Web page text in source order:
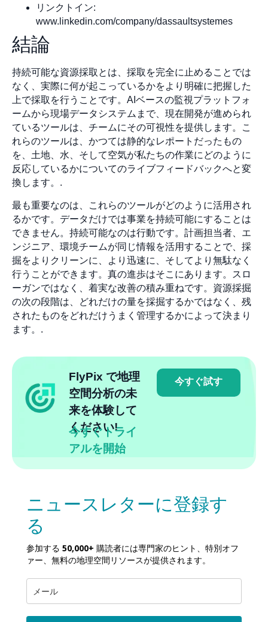
リンクトイン:
www.linkedin.com/company/dassaultsystemes
結論
持続可能な資源採取とは、採取を完全に止めることでは
なく、実際に何が起こっているかをより明確に把握した
上で採取を行うことです。AIベースの監視プラットフォ
ームから現場データシステムまで、現在開発が進められ
ているツールは、チームにその可視性を提供します。こ
れらのツールは、かつては静的なレポートだったもの
を、土地、水、そして空気が私たちの作業にどのように
反応しているかについてのライブフィードバックへと変
換します。.
最も重要なのは、これらのツールがどのように活用され
るかです。データだけでは事業を持続可能にすることは
できません。持続可能なのは行動です。計画担当者、エ
ンジニア、環境チームが同じ情報を活用することで、採
掘をよりクリーンに、より迅速に、そしてより無駄なく
行うことができます。真の進歩はそこにあります。スロ
ーガンではなく、着実な改善の積み重ねです。資源採掘
の次の段階は、どれだけの量を採掘するかではなく、残
されたものをどれだけうまく管理するかによって決まり
ます。.
FlyPix で地理
空間分析の未
来を体験して
ください!
今すぐトライ
アルを開始
今すぐ試す
ニュースレターに登録す
る
参加する 50,000+ 購読者には専門家のヒント、特別オフ
ァー、無料の地理空間リソースが提供されます。